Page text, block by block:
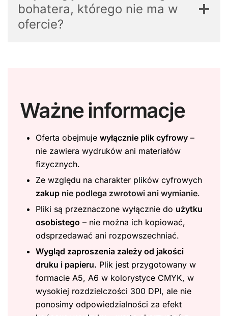
bohatera, którego nie ma w
ofercie?
Ważne informacje
Oferta obejmuje wyłącznie plik cyfrowy –
nie zawiera wydruków ani materiałów
fizycznych.
Ze względu na charakter plików cyfrowych
zakup nie podlega zwrotowi ani wymianie.
Pliki są przeznaczone wyłącznie do użytku
osobistego – nie można ich kopiować,
odsprzedawać ani rozpowszechniać.
Wygląd zaproszenia zależy od jakości
druku i papieru. Plik jest przygotowany w
formacie A5, A6 w kolorystyce CMYK, w
wysokiej rozdzielczości 300 DPI, ale nie
ponosimy odpowiedzialności za efekt